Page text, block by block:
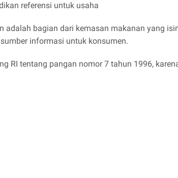
referensi untuk usaha
bagian dari kemasan makanan yang
informasi untuk konsumen.
RI tentang pangan nomor 7 tahun 1996,